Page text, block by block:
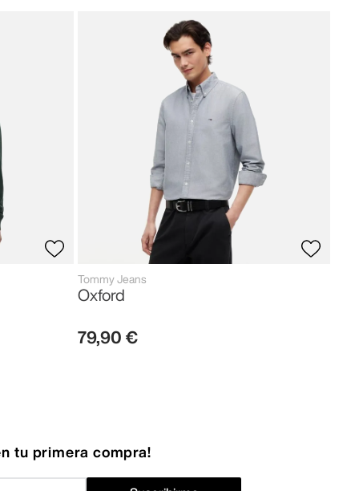
Tommy Jeans
Oxford
79,90 €
tu primera compra!